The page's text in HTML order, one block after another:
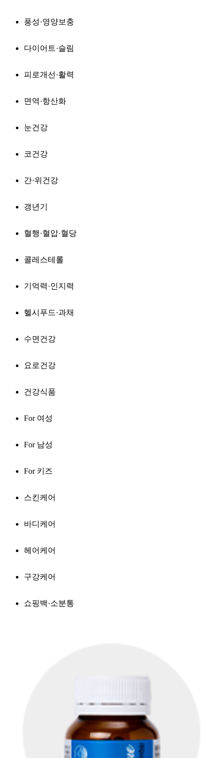
풍성·영양보충
다이어트·슬림
피로개선·활력
면역·항산화
눈건강
코건강
간·위건강
갱년기
혈행·혈압·혈당
콜레스테롤
기억력·인지력
헬시푸드·과채
수면건강
요로건강
건강식품
For 여성
For 남성
For 키즈
스킨케어
바디케어
헤어케어
구강케어
쇼핑백·소분통